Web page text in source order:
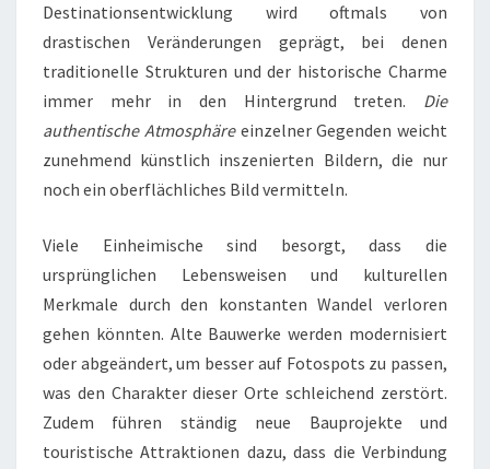
Destinationsentwicklung wird oftmals von
drastischen Veränderungen geprägt, bei denen
traditionelle Strukturen und der historische Charme
immer mehr in den Hintergrund treten. Die
authentische Atmosphäreeinzelner Gegenden weicht
zunehmend künstlich inszenierten Bildern, die nur
noch ein oberflächliches Bild vermitteln.
Viele Einheimische sind besorgt, dass die
ursprünglichen Lebensweisen und kulturellen
Merkmale durch den konstanten Wandel verloren
gehen könnten. Alte Bauwerke werden modernisiert
oder abgeändert, um besser auf Fotospots zu passen,
was den Charakter dieser Orte schleichend zerstört.
Zudem führen ständig neue Bauprojekte und
touristische Attraktionen dazu, dass die Verbindung